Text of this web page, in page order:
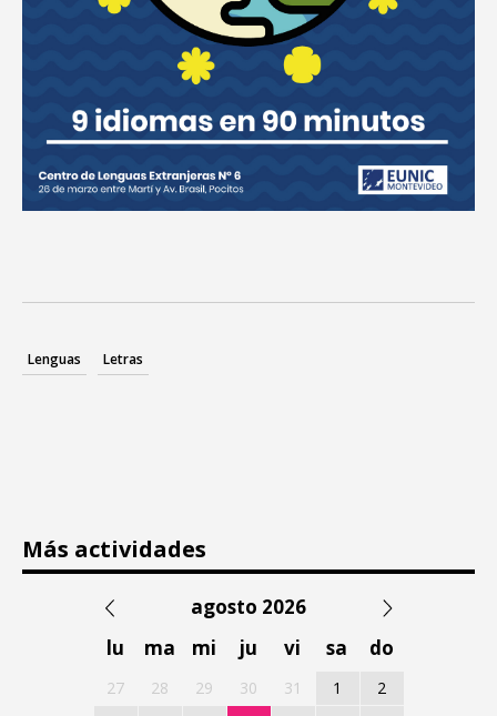
Lenguas Letras
Más actividades
agosto 2026
lu
ma mi ju vi sa do
27 28 29 30 31 1
2